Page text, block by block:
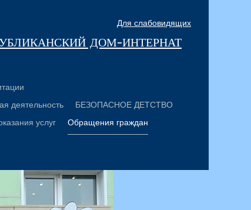
Для слабовидящих
дом-интернат
деятельность
БЕЗОПАСНОЕ ДЕТСТВО
услуг
Обращения граждан